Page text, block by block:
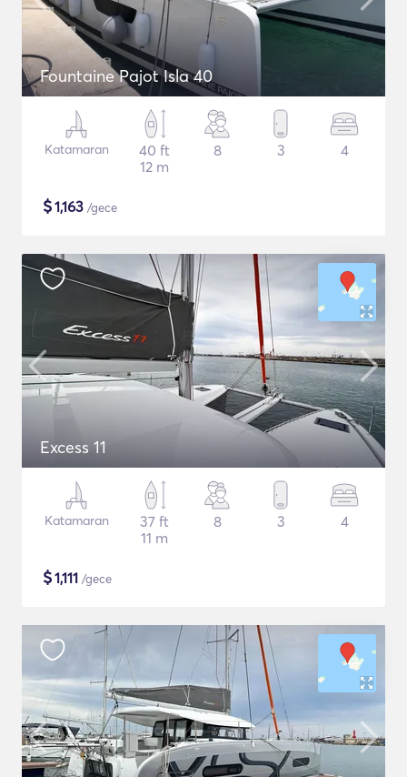
Fountaine Pajot Isla 40
Katamaran
40 ft
12 m
8 3 4
$1,163 /gece
Excess 11
Katamaran
37 ft
11 m
8 3 4
$1,111 /gece